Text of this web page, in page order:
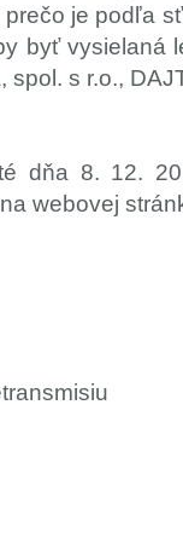
je podľa
byť vysielaná
spol. s r.o.,
dňa 8. 12.
webovej